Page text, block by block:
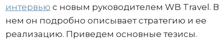
интервью с новым руководителем WB Travel. В
нем он подробно описывает стратегию и ее
реализацию. Приведем основные тезисы.